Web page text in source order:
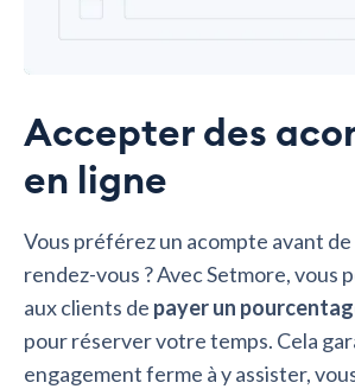
Accepter des
en ligne
Vous préférez un acompte avant
rendez-vous ? Avec Setmore, vous
aux clients de payer un
pour réserver votre temps. Cela
engagement ferme à y assister,